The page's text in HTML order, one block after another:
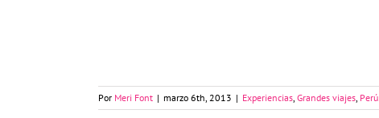
Por Meri Font | marzo 6th, 2013 | Experiencias, Grandes viajes, Perú